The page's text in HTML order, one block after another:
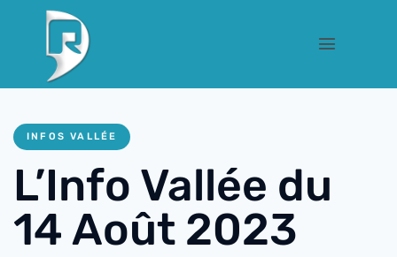
INFOS VALLÉE
L’Info Vallée du
14 Août 2023